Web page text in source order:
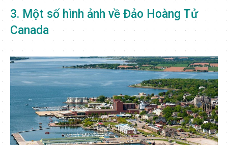
3. Một số hình ảnh về Đảo Hoàng Tử
Canada